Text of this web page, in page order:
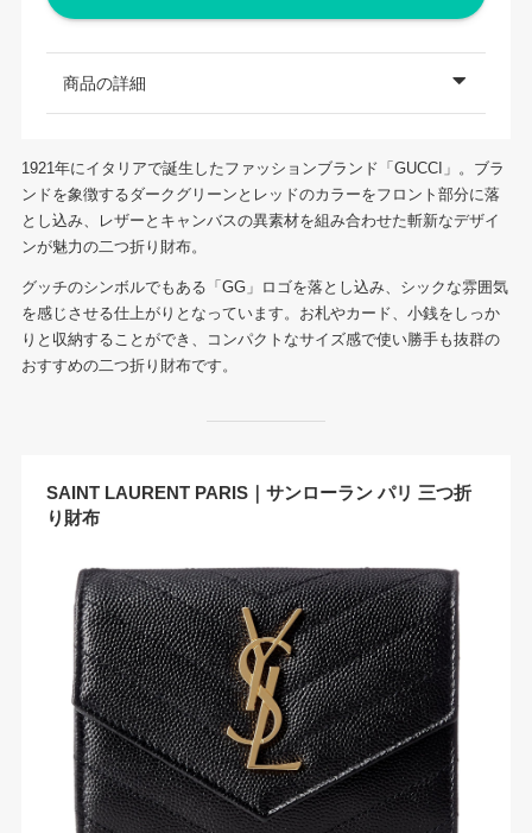
商品の詳細
1921年にイタリアで誕生したファッションブランド「GUCCI」。ブラ
ンドを象徴するダークグリーンとレッドのカラーをフロント部分に落
とし込み、レザーとキャンバスの異素材を組み合わせた斬新なデザイ
ンが魅力の二つ折り財布。
グッチのシンボルでもある「GG」ロゴを落とし込み、シックな雰囲気
を感じさせる仕上がりとなっています。お札やカード、小銭をしっか
りと収納することができ、コンパクトなサイズ感で使い勝手も抜群の
おすすめの二つ折り財布です。
SAINT LAURENT PARIS｜サンローラン パリ 三つ折
り財布